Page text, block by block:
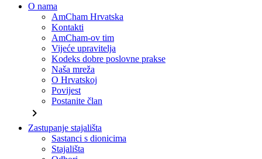
O nama
AmCham Hrvatska
Kontakti
AmCham-ov tim
Vijeće upravitelja
Kodeks dobre poslovne prakse
Naša mreža
O Hrvatskoj
Povijest
Postanite član
chevron_right
Zastupanje stajališta
Sastanci s dionicima
Stajališta